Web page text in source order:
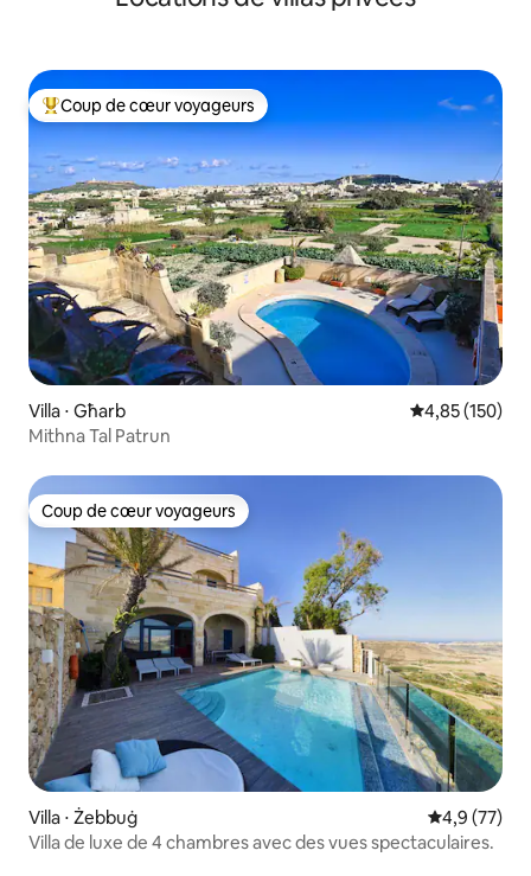
Coups de cœur voyageurs les plus appréciés
Coup de cœur voyageurs
Villa ⋅ Għarb Évaluation
4,85 (150)
Mithna Tal Patrun
Coup de cœur voyageurs
Coup de cœur voyageurs
Villa ⋅ Żebbuġ Évaluation
4,9 (77)
Villa de luxe de 4 chambres avec des vues spectaculaires.